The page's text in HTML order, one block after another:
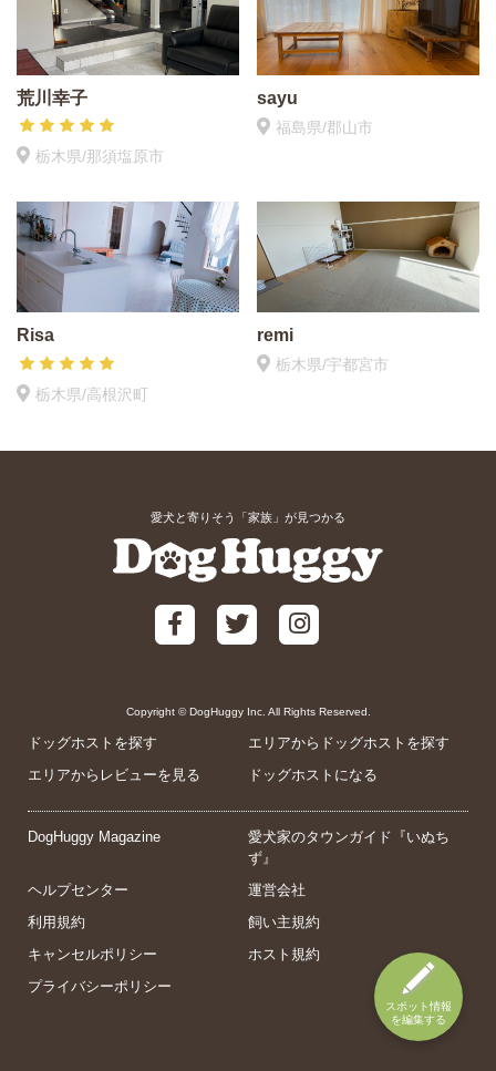
荒川幸子
栃木県/那須塩原市
sayu
福島県/郡山市
Risa
栃木県/高根沢町
remi
栃木県/宇都宮市
スポット情報
を編集する
愛犬と寄りそう「家族」が見つかる
Copyright © DogHuggy Inc. All Rights Reserved.
ドッグホストを探す
エリアからドッグホストを探す
エリアからレビューを見る
ドッグホストになる
DogHuggy Magazine
愛犬家のタウンガイド『いぬち
ず』
ヘルプセンター
運営会社
利用規約
飼い主規約
キャンセルポリシー
ホスト規約
プライバシーポリシー